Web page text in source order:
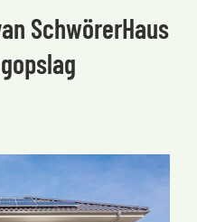
SchwörerHaus